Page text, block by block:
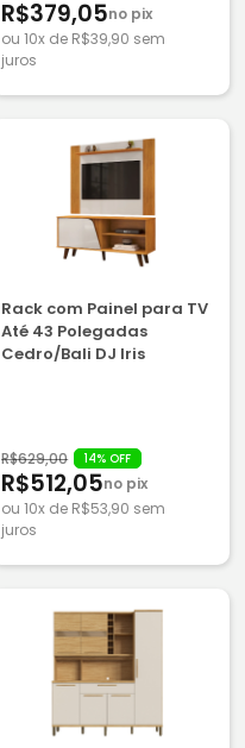
R$379,05no pix
ou 10x de R$39,90 sem
juros
Rack com Painel para TV
Até 43 Polegadas
Cedro/Bali DJ Iris
R$629,00 14% OFF
R$512,05no pix
ou 10x de R$53,90 sem
juros